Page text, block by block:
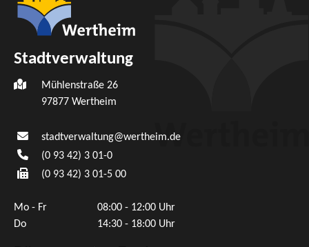
Stadtverwaltung
Mühlenstraße 26
97877 Wertheim
stadtverwaltung@wertheim.de
(0 93 42) 3 01-0
(0 93 42) 3 01-5 00
Mo - Fr
08:00 - 12:00 Uhr
Do
14:30 - 18:00 Uhr